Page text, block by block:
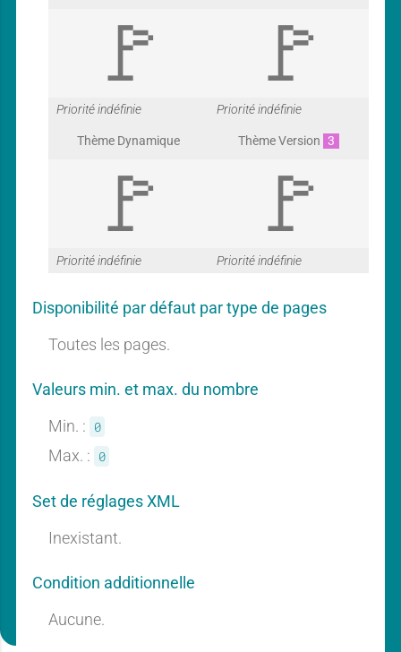
G
a
r
a
n
t
Priorité indéfinie
G
a
r
a
Priorité indéfinie
Thème Dynamique
G
a
r
a
n
Priorité indéfinie
Thème Version 3
G
a
Priorité indéfinie
Disponibilité par défaut par type de pages
Toutes les pages.
Valeurs min. et max. du nombre
Min. : 0
Max. : 0
Set de réglages XML
Inexistant.
Condition additionnelle
Aucune.